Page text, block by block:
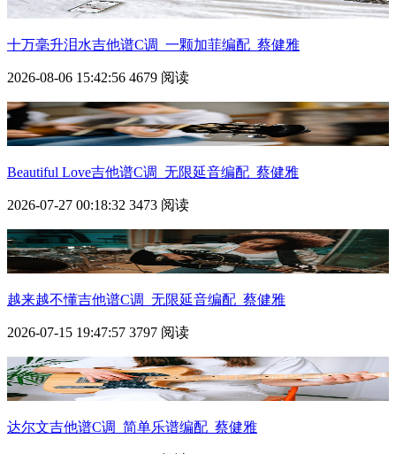
十万毫升泪水吉他谱C调_一颗加菲编配_蔡健雅
2026-08-06 15:42:56 4679 阅读
Beautiful Love吉他谱C调_无限延音编配_蔡健雅
2026-07-27 00:18:32 3473 阅读
越来越不懂吉他谱C调_无限延音编配_蔡健雅
2026-07-15 19:47:57 3797 阅读
达尔文吉他谱C调_简单乐谱编配_蔡健雅